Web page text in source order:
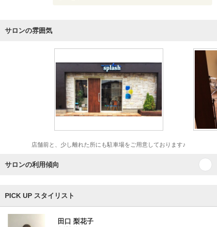
サロンの雰囲気
店舗前と、少し離れた所にも駐車場をご用意しております♪
サロンの利用傾向
PICK UP スタイリスト
田口 梨花子